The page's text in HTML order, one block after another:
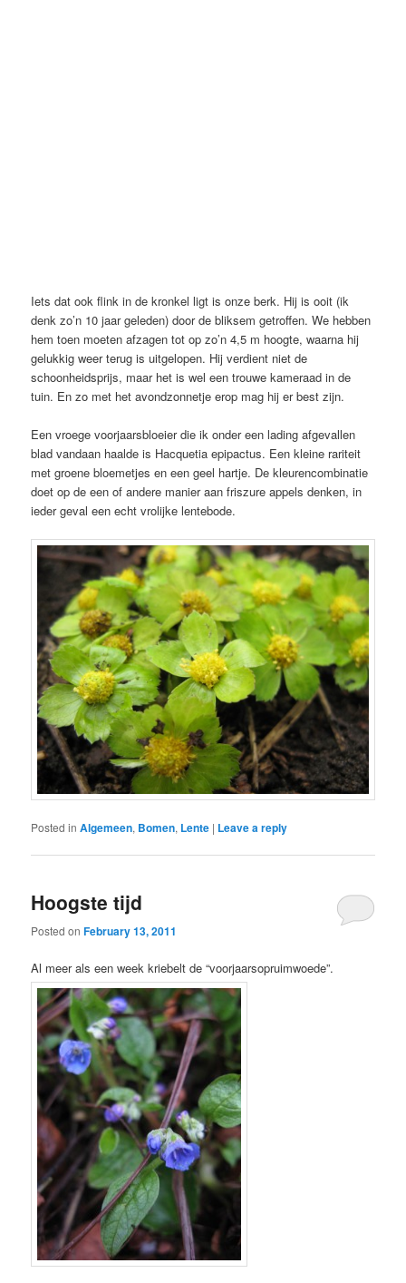
Iets dat ook flink in de kronkel ligt is onze berk. Hij is ooit (ik
denk zo’n 10 jaar geleden) door de bliksem getroffen. We hebben
hem toen moeten afzagen tot op zo’n 4,5 m hoogte, waarna hij
gelukkig weer terug is uitgelopen. Hij verdient niet de
schoonheidsprijs, maar het is wel een trouwe kameraad in de
tuin. En zo met het avondzonnetje erop mag hij er best zijn.
Een vroege voorjaarsbloeier die ik onder een lading afgevallen
blad vandaan haalde is Hacquetia epipactus. Een kleine rariteit
met groene bloemetjes en een geel hartje. De kleurencombinatie
doet op de een of andere manier aan friszure appels denken, in
ieder geval een echt vrolijke lentebode.
Posted in Algemeen, Bomen, Lente | Leave a reply
Hoogste tijd
Posted onFebruary 13, 2011
Al meer als een week kriebelt de “voorjaarsopruimwoede”.